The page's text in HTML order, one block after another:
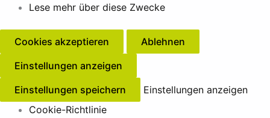
Lese mehr über diese Zwecke
Cookies akzeptieren
Ablehnen
Einstellungen anzeigen
Einstellungen speichern
Einstellungen anzeigen
Cookie-Richtlinie